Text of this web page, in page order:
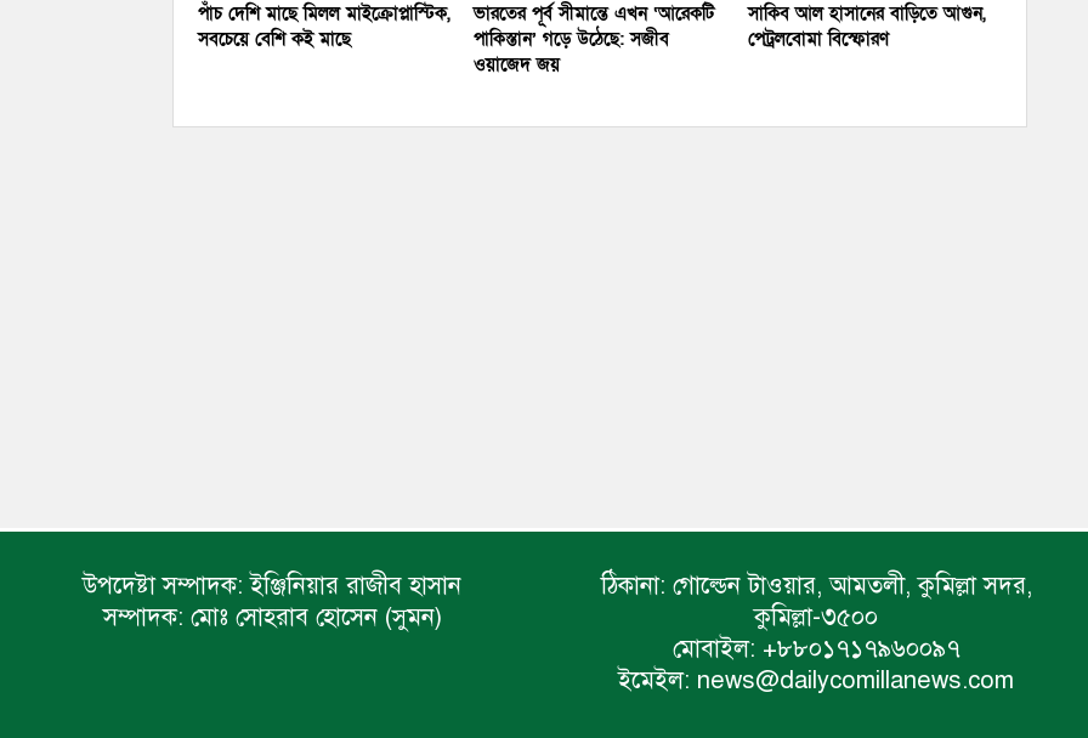
পাঁচ দেশি মাছে মিলল মাইক্রোপ্লাস্টিক,
সবচেয়ে বেশি কই মাছে
ভারতের পূর্ব সীমান্তে এখন ‘আরেকটি
পাকিস্তান’ গড়ে উঠেছে: সজীব
ওয়াজেদ জয়
সাকিব আল হাসানের বাড়িতে আগুন,
পেট্রলবোমা বিস্ফোরণ
উপদেষ্টা সম্পাদক: ইঞ্জিনিয়ার রাজীব হাসান
সম্পাদক: মোঃ সোহরাব হোসেন (সুমন)
ঠিকানা: গোল্ডেন টাওয়ার, আমতলী, কুমিল্লা সদর,
কুমিল্লা-৩৫০০
মোবাইল: +৮৮০১৭১৭৯৬০০৯৭
ইমেইল: news@dailycomillanews.com